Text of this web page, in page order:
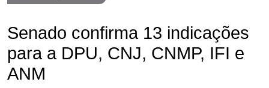
Senado confirma 13 indicações
para a DPU, CNJ, CNMP, IFI e
ANM